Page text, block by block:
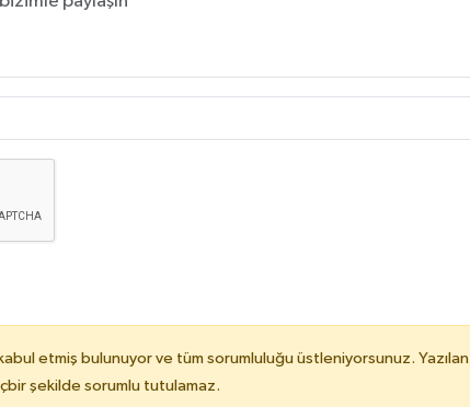
kabul etmiş bulunuyor ve tüm sorumluluğu üstleniyorsunuz. Yazılan
şekilde sorumlu tutulamaz.